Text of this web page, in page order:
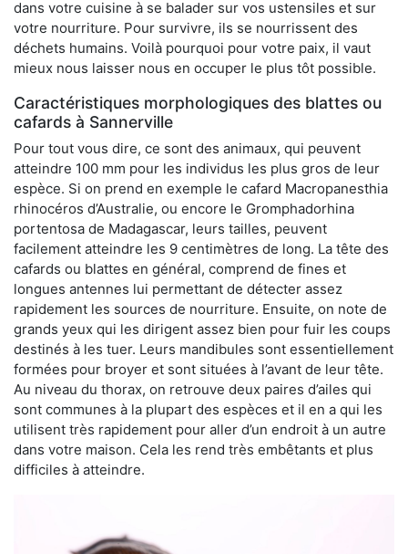
dans votre cuisine à se balader sur vos ustensiles et sur
votre nourriture. Pour survivre, ils se nourrissent des
déchets humains. Voilà pourquoi pour votre paix, il vaut
mieux nous laisser nous en occuper le plus tôt possible.
Caractéristiques morphologiques des blattes ou
cafards à Sannerville
Pour tout vous dire, ce sont des animaux, qui peuvent
atteindre 100 mm pour les individus les plus gros de leur
espèce. Si on prend en exemple le cafard Macropanesthia
rhinocéros d’Australie, ou encore le Gromphadorhina
portentosa de Madagascar, leurs tailles, peuvent
facilement atteindre les 9 centimètres de long. La tête des
cafards ou blattes en général, comprend de fines et
longues antennes lui permettant de détecter assez
rapidement les sources de nourriture. Ensuite, on note de
grands yeux qui les dirigent assez bien pour fuir les coups
destinés à les tuer. Leurs mandibules sont essentiellement
formées pour broyer et sont situées à l’avant de leur tête.
Au niveau du thorax, on retrouve deux paires d’ailes qui
sont communes à la plupart des espèces et il en a qui les
utilisent très rapidement pour aller d’un endroit à un autre
dans votre maison. Cela les rend très embêtants et plus
difficiles à atteindre.